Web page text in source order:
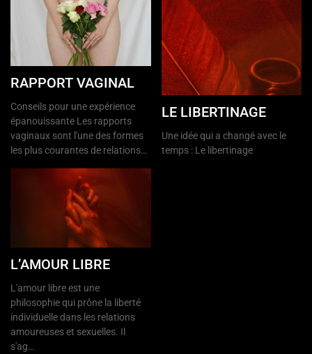
RAPPORT VAGINAL
Conseils pour une expérience
épanouissante Les rapports
vaginaux sont l'une des formes
les plus courantes de relations…
LE LIBERTINAGE
Une idée qui a changé avec le
temps : Le libertinage
L’AMOUR LIBRE
L'amour libre est une
philosophie qui prône la liberté
individuelle dans les relations
amoureuses et sexuelles. Il
s'ag…